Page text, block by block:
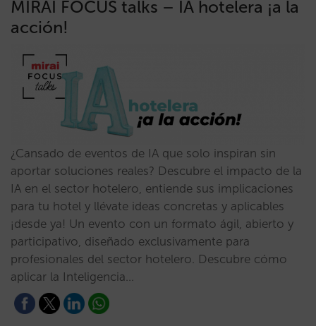
MIRAI FOCUS talks – IA hotelera ¡a la
acción!
¿Cansado de eventos de IA que solo inspiran sin
aportar soluciones reales? Descubre el impacto de la
IA en el sector hotelero, entiende sus implicaciones
para tu hotel y llévate ideas concretas y aplicables
¡desde ya! Un evento con un formato ágil, abierto y
participativo, diseñado exclusivamente para
profesionales del sector hotelero. Descubre cómo
aplicar la Inteligencia…